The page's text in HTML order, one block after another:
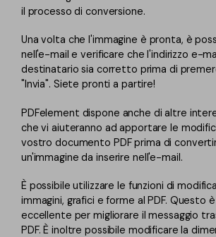
il processo di conversione.
Una volta che l'immagine è pronta, è
nell'e-mail e verificare che l'indirizzo e-
destinatario sia corretto prima di
"Invia". Siete pronti a partire!
PDFelement dispone anche di altre
che vi aiuteranno ad apportare le
vostro documento PDF prima di
un'immagine da inserire nell'e-mail.
È possibile utilizzare le funzioni di
immagini, grafici e forme al PDF. Questo
eccellente per migliorare il messaggio
PDF. È inoltre possibile modificare la